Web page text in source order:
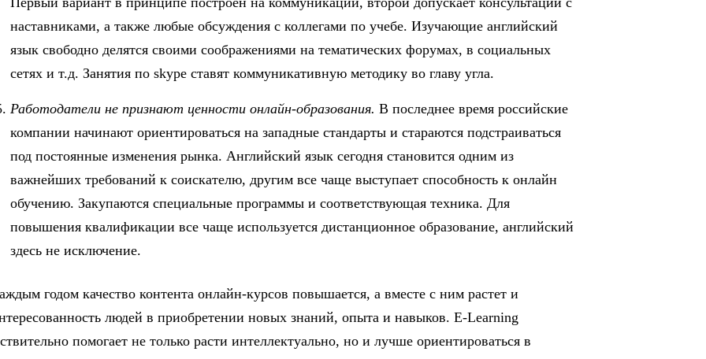
наставниками, а также любые обсуждения с коллегами по учебе. Изучающие английский
язык свободно делятся своими соображениями на тематических форумах, в социальных
сетях и т.д. Занятия по skype ставят коммуникативную методику во главу угла.
Работодатели не признают ценности онлайн-образования. В последнее время российские
компании начинают ориентироваться на западные стандарты и стараются подстраиваться
под постоянные изменения рынка. Английский язык сегодня становится одним из
важнейших требований к соискателю, другим все чаще выступает способность к онлайн
обучению. Закупаются специальные программы и соответствующая техника. Для
повышения квалификации все чаще используется дистанционное образование, английский
здесь не исключение.
годом качество контента онлайн-курсов повышается, а вместе с ним растет и
людей в приобретении новых знаний, опыта и навыков. E-Learning
помогает не только расти интеллектуально, но и лучше ориентироваться в